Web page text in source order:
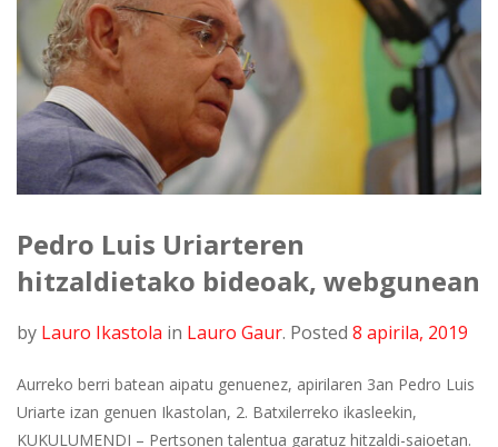
Pedro Luis Uriarteren
hitzaldietako bideoak, webgunean
by Lauro Ikastola in Lauro Gaur. Posted 8 apirila, 2019
Aurreko berri batean aipatu genuenez, apirilaren 3an Pedro Luis
Uriarte izan genuen Ikastolan, 2. Batxilerreko ikasleekin,
KUKULUMENDI – Pertsonen talentua garatuz hitzaldi-saioetan.